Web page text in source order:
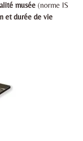
musée (norme IS
et durée de vie